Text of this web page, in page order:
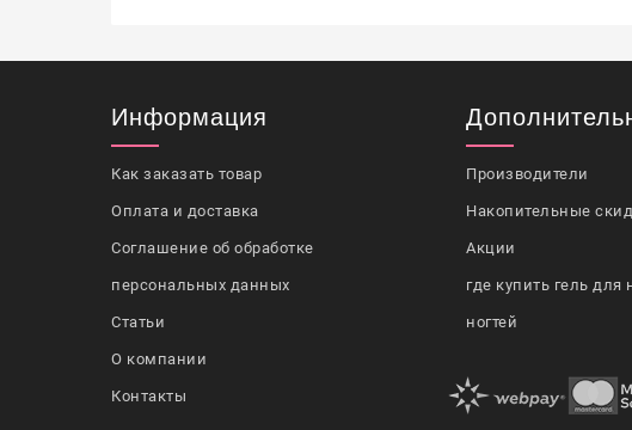
Информация
Как заказать товар
Оплата и доставка
Соглашение об обработке
персональных данных
Статьи
О компании
Контакты
Производители
Накопительные
Акции
где купить гель
ногтей